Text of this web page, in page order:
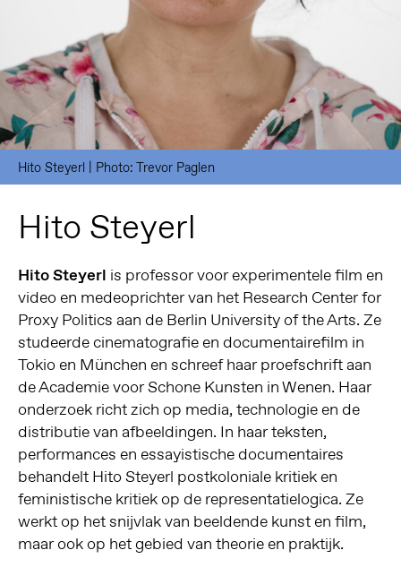
Hito Steyerl | Photo: Trevor Paglen
Hito Steyerl
Hito Steyerl is professor voor experimentele film en
video en medeoprichter van het Research Center for
Proxy Politics aan de Berlin University of the Arts. Ze
studeerde cinematografie en documentairefilm in
Tokio en München en schreef haar proefschrift aan
de Academie voor Schone Kunsten in Wenen. Haar
onderzoek richt zich op media, technologie en de
distributie van afbeeldingen. In haar teksten,
performances en essayistische documentaires
behandelt Hito Steyerl postkoloniale kritiek en
feministische kritiek op de representatielogica. Ze
werkt op het snijvlak van beeldende kunst en film,
maar ook op het gebied van theorie en praktijk.